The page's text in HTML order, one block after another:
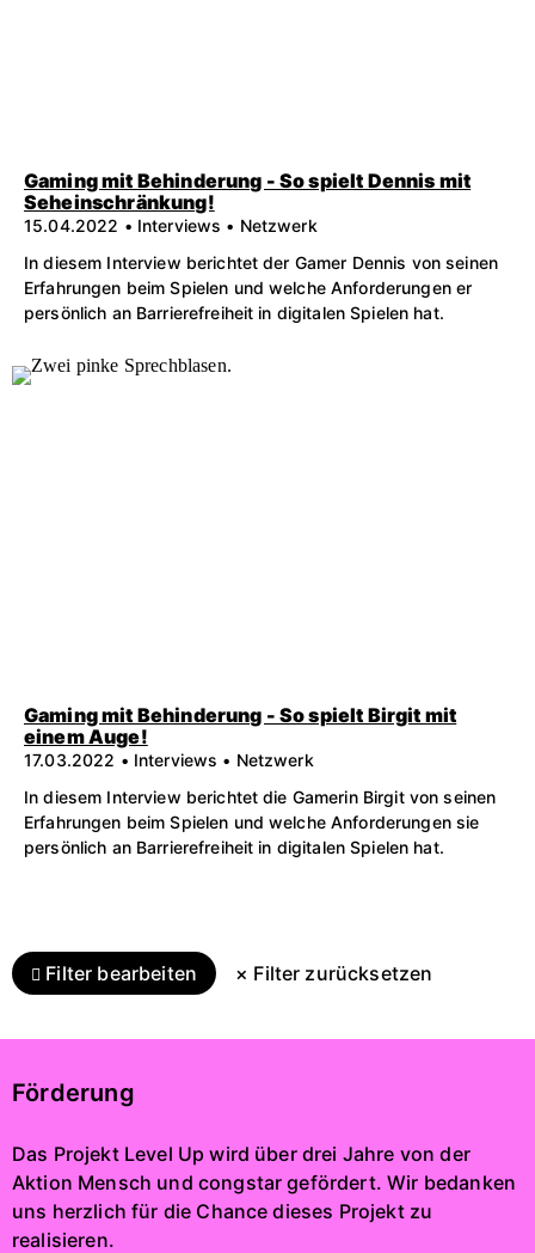
Gaming mit Behinderung - So spielt Dennis mit
Seheinschränkung!
15.04.2022 • Interviews • Netzwerk
In diesem Interview berichtet der Gamer Dennis von seinen
Erfahrungen beim Spielen und welche Anforderungen er
persönlich an Barrierefreiheit in digitalen Spielen hat.
Gaming mit Behinderung - So spielt Birgit mit
einem Auge!
17.03.2022 • Interviews • Netzwerk
In diesem Interview berichtet die Gamerin Birgit von seinen
Erfahrungen beim Spielen und welche Anforderungen sie
persönlich an Barrierefreiheit in digitalen Spielen hat.
Filter bearbeiten × Filter zurücksetzen
Förderung
Das Projekt Level Up wird über drei Jahre von der
Aktion Mensch und congstar gefördert. Wir bedanken
uns herzlich für die Chance dieses Projekt zu
realisieren.